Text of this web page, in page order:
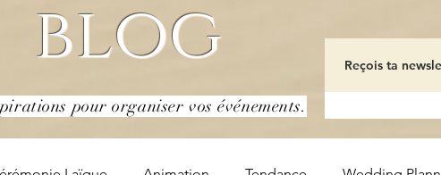
blog
pour organiser vos événements.